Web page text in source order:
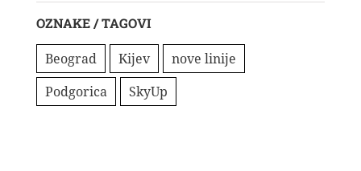
OZNAKE / TAGOVI
Beograd Kijev
nove linije
Podgorica
SkyUp